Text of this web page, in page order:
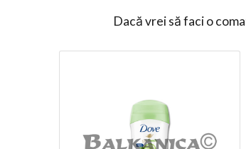
Dacă vrei să faci o